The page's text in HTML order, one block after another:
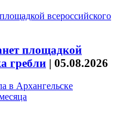
площадкой
гребли | 05.08.2026